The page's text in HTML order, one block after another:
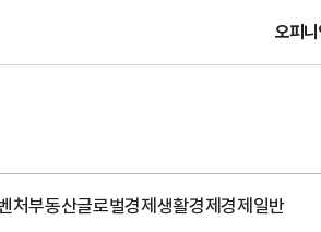
오피
처부동산글로벌경제생활경제경제일반